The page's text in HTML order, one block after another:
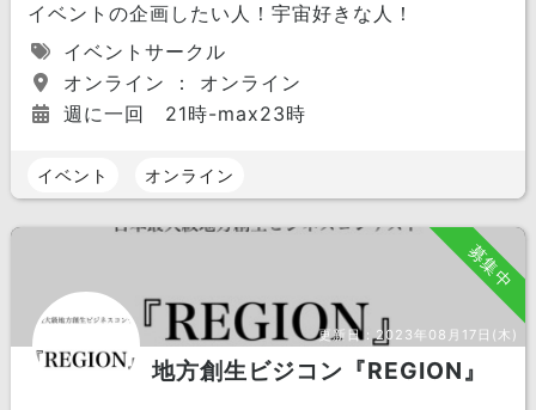
イベントの企画したい人！宇宙好きな人！
イベントサークル
オンライン ： オンライン
週に一回 21時-max23時
イベント オンライン
募集中
更新日：2023年08月17日(木)
地方創生ビジコン『REGION』